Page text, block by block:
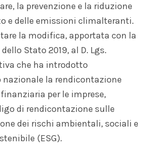
la prevenzione e la riduzione
e delle emissioni climalteranti.
la modifica, apportata con la
Stato 2019, al D. Lgs.
che ha introdotto
nazionale la rendicontazione
per le imprese,
di rendicontazione sulle
dei rischi ambientali, sociali e
(ESG).